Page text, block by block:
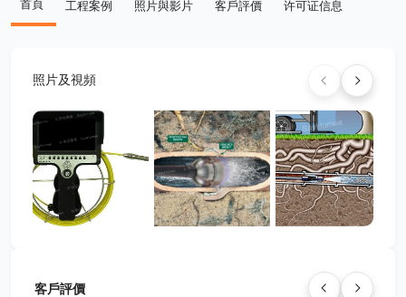
首頁 工程案例 照片與影片 客戶評價 许可证信息
照片及視頻
客戶評價